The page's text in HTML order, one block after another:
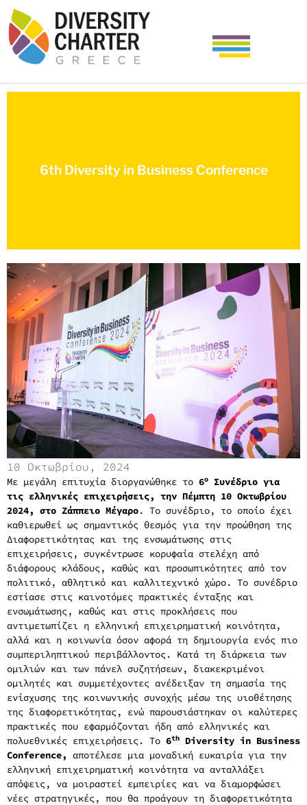
6th Diversity in Business Conference
10 Οκτωβρίου, 2024
Mε μεγάλη επιτυχία διοργανώθηκε το 6ο
Συνέδριο για
τις ελληνικές επιχειρήσεις, την Πέμπτη 10 Οκτωβρίου
2024, στο Ζάππειο Μέγαρο. Το συνέδριο, το οποίο έχει
καθιερωθεί ως σημαντικός θεσμός για την προώθηση της
Διαφορετικότητας και της ενσωμάτωσης στις
επιχειρήσεις, συγκέντρωσε κορυφαία στελέχη από
διάφορους κλάδους, καθώς και προσωπικότητες από τον
πολιτικό, αθλητικό και καλλιτεχνικό χώρο. Το συνέδριο
εστίασε στις καινοτόμες πρακτικές ένταξης και
ενσωμάτωσης, καθώς και στις προκλήσεις που
αντιμετωπίζει η ελληνική επιχειρηματική κοινότητα,
αλλά και η κοινωνία όσον αφορά τη δημιουργία ενός πιο
συμπεριληπτικού περιβάλλοντος. Κατά τη διάρκεια των
ομιλιών και των πάνελ συζητήσεων, διακεκριμένοι
ομιλητές και συμμετέχοντες ανέδειξαν τη σημασία της
ενίσχυσης της κοινωνικής συνοχής μέσω της υιοθέτησης
της διαφορετικότητας, ενώ παρουσιάστηκαν οι καλύτερες
πρακτικές που εφαρμόζονται ήδη από ελληνικές και
πολυεθνικές επιχειρήσεις. Το 6th Diversity in Business
Conference, αποτέλεσε μια μοναδική ευκαιρία για την
ελληνική επιχειρηματική κοινότητα να ανταλλάξει
απόψεις, να μοιραστεί εμπειρίες και να διαμορφώσει
νέες στρατηγικές, που θα προάγουν τη διαφορετικότητα